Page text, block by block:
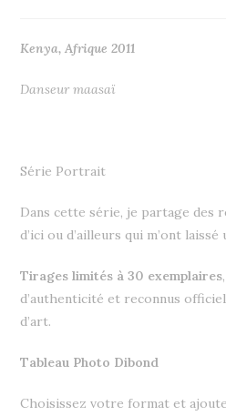
Kenya, Afrique 2011
Danseur maasaï
Série Portrait
Dans cette série, je partage des
d’ici ou d’ailleurs qui m’ont
Tirages limités à 30 exemplaires
d’authenticité et reconnus
d’art.
Tableau Photo Dibond
Choisissez votre format et